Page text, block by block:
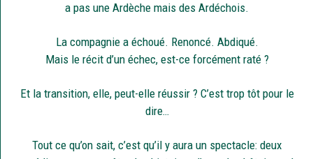
a pas une Ardèche mais des Ardéchois.
La compagnie a échoué. Renoncé. Abdiqué.
Mais le récit d’un échec, est-ce forcément raté ?
Et la transition, elle, peut-elle réussir ? C’est trop tôt pour le
dire…
Tout ce qu’on sait, c’est qu’il y aura un spectacle: deux